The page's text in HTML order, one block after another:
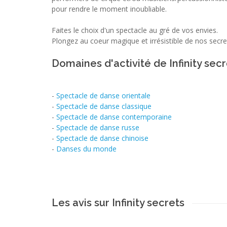
pour rendre le moment inoubliable.
Faites le choix d'un spectacle au gré de vos envies.
Plongez au coeur magique et irrésistible de nos
Domaines d'activité de Infinity
- Spectacle de danse orientale
- Spectacle de danse classique
- Spectacle de danse contemporaine
- Spectacle de danse russe
- Spectacle de danse chinoise
- Danses du monde
Les avis sur Infinity secrets